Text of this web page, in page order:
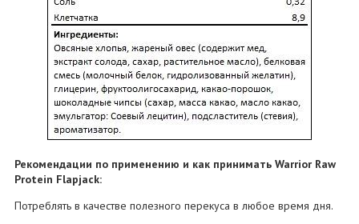
Рекомендации по применению и как принимать Warrior Raw
Protein Flapjack:
Потреблять в качестве полезного перекуса в любое время дня.